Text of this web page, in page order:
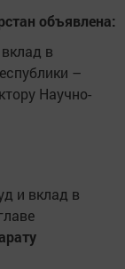
объявлена:
в
–
Научно-
и вклад в